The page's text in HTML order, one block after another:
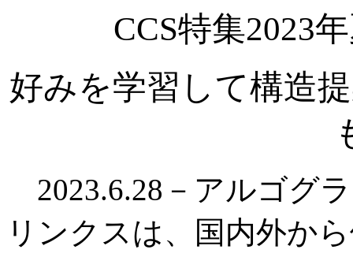
CCS特集2023
好みを学習して構造
2023.6.28－アルゴグ
リンクスは、国内外か